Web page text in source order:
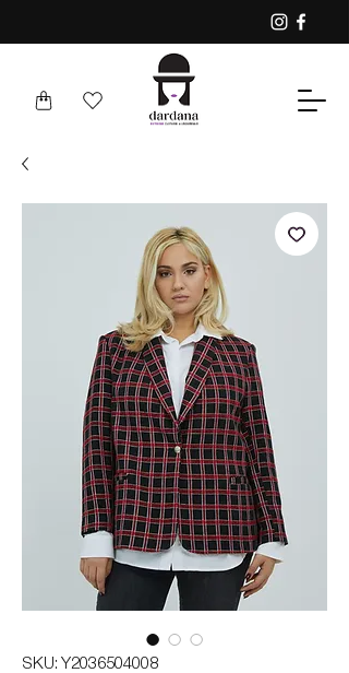
SKU: Y2036504008